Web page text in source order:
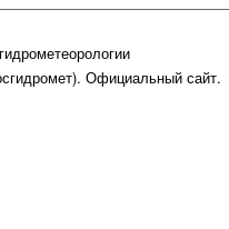
Официальный сайт.